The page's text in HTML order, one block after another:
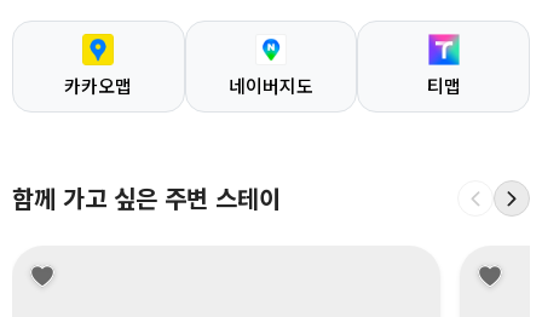
카카오맵 네이버지도 티맵
함께 가고 싶은 주변 스테이